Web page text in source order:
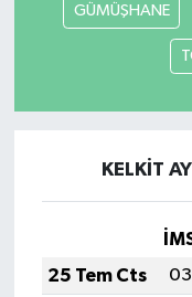
GÜMÜŞHANE
KELKİT
25 Tem Cts